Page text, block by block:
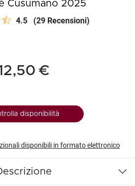
Cusumano 2025
4.5 (29 Recensioni)
€
disponibilità
disponibili in formato elettronico